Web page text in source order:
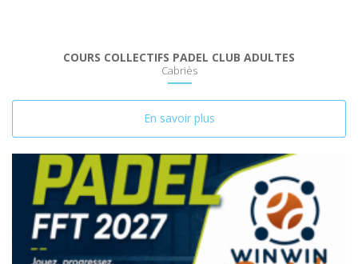
COURS COLLECTIFS PADEL CLUB ADULTES
Cabriès
En savoir plus